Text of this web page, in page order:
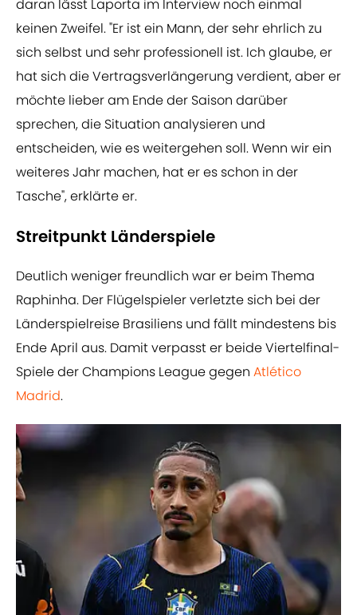
daran lässt Laporta im Interview noch einmal
keinen Zweifel. "Er ist ein Mann, der sehr ehrlich zu
sich selbst und sehr professionell ist. Ich glaube, er
hat sich die Vertragsverlängerung verdient, aber er
möchte lieber am Ende der Saison darüber
sprechen, die Situation analysieren und
entscheiden, wie es weitergehen soll. Wenn wir ein
weiteres Jahr machen, hat er es schon in der
Tasche", erklärte er.
Streitpunkt Länderspiele
Deutlich weniger freundlich war er beim Thema
Raphinha. Der Flügelspieler verletzte sich bei der
Länderspielreise Brasiliens und fällt mindestens bis
Ende April aus. Damit verpasst er beide Viertelfinal-
Spiele der Champions League gegen Atlético
Madrid.